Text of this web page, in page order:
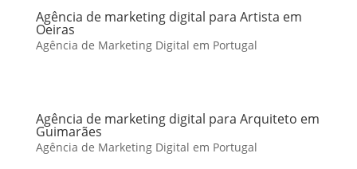
Agência de marketing digital para Artista em
Oeiras
Agência de Marketing Digital em Portugal
Agência de marketing digital para Arquiteto em
Guimarães
Agência de Marketing Digital em Portugal